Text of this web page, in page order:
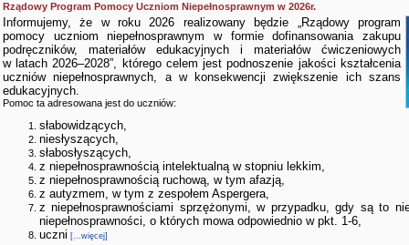
Rządowy Program Pomocy Uczniom Niepełnosprawnym w 2026r.
Informujemy, że w roku 2026 realizowany będzie „Rządowy program
pomocy uczniom niepełnosprawnym w formie dofinansowania zakupu
podręczników, materiałów edukacyjnych i materiałów ćwiczeniowych
w latach 2026–2028”, którego celem jest podnoszenie jakości kształcenia
uczniów niepełnosprawnych, a w konsekwencji zwiększenie ich szans
edukacyjnych.
Pomoc ta adresowana jest do uczniów:
słabowidzących,
niesłyszących,
słabosłyszących,
z niepełnosprawnością intelektualną w stopniu lekkim,
z niepełnosprawnością ruchową, w tym afazją,
z autyzmem, w tym z zespołem Aspergera,
z niepełnosprawnościami sprzężonymi, w przypadku, gdy są to
niepełnosprawności, o których mowa odpowiednio w pkt. 1-6,
uczni [...więcej]